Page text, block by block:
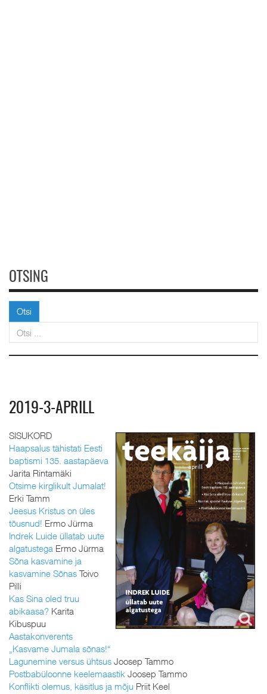
OTSING
Otsi
2019-3-APRILL
SISUKORD
Haapsalus tähistati Eesti
baptismi 135. aastapäeva
Jarita Rintamäki
Otsime kirglikult Jumalat!
Erki Tamm
Jeesus Kristus on üles
tõusnud! Ermo Jürma
Indrek Luide üllatab uute
algatustega Ermo Jürma
Sõna kasvamine ja
kasvamine Sõnas Toivo
Pilli
Kas Sina oled truu
abikaasa? Karita
Kibuspuu
Aastakonverents
„Kasvame Jumala sõnas!“
Lagunemine versus ühtsus Joosep Tammo
Postbabüloonne keelemaastik Joosep Tammo
Konflikti olemus, käsitlus ja mõju Priit Keel